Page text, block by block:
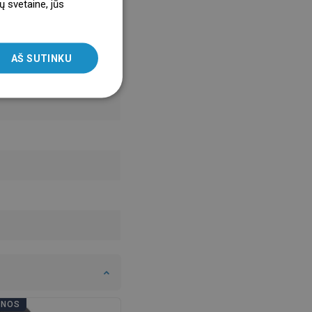
LITHUANIAN
svetaine, jūs
AŠ SUTINKU